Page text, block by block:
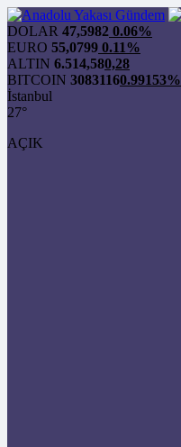
DOLAR 47,5982 0.06%
EURO 55,0799 0.11%
ALTIN 6.514,580,28
BITCOIN 30831160.99153%
İstanbul
27°
AÇIK